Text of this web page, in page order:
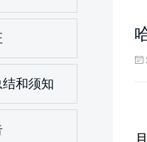
和须知